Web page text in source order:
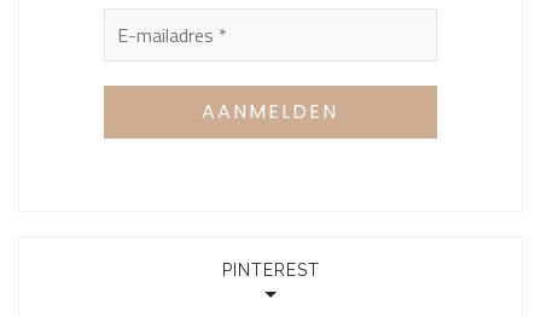
PINTEREST